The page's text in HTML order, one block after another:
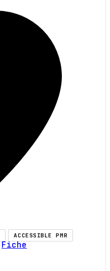
ACCESSIBLE PMR
Fiche